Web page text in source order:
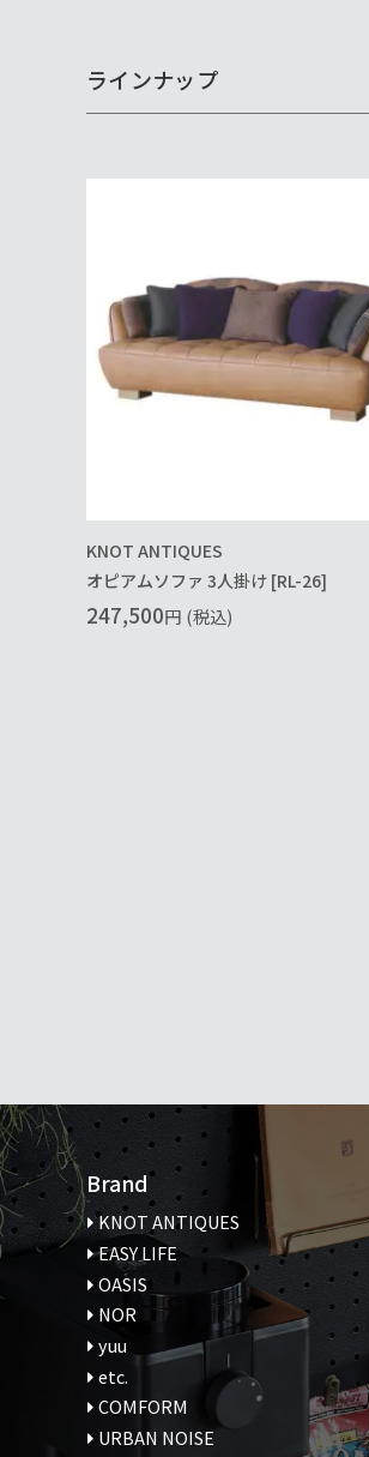
ラインナップ
KNOT ANTIQUES
オピアムソファ 3人掛け [RL-26]
247,500円 (税込)
Brand
KNOT ANTIQUES
EASY LIFE
OASIS
NOR
yuu
etc.
COMFORM
URBAN NOISE